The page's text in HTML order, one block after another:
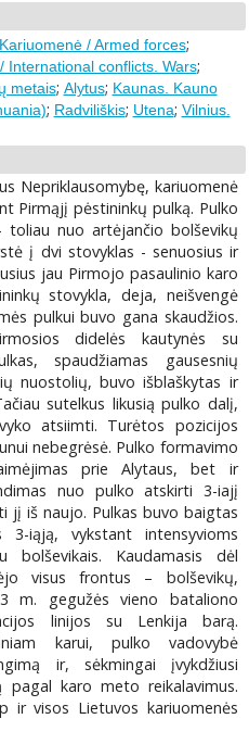
Kariuomenė / Armed forces;
International conflicts. Wars;
metais; Alytus; Kaunas. Kauno
; Radviliškis; Utena; Vilnius.
Nepriklausomybę, kariuomenė
Pirmąjį pėstininkų pulką. Pulko
nuo artėjančio bolševikų
į dvi stovyklas - senuosius ir
jau Pirmojo pasaulinio karo
stovykla, deja, neišvengė
pulkui buvo gana skaudžios.
didelės kautynės su
spaudžiamas gausesnių
nuostolių, buvo išblaškytas ir
sutelkus likusią pulko dalį,
atsiimti. Turėtos pozicijos
nebegrėsė. Pulko formavimo
prie Alytaus, bet ir
nuo pulko atskirti 3-iajį
jį iš naujo. Pulkas buvo baigtas
iąją, vykstant intensyvioms
bolševikais. Kaudamasis dėl
visus frontus – bolševikų,
m. gegužės vieno bataliono
linijos su Lenkija barą.
karui, pulko vadovybė
ir, sėkmingai įvykdžiusi
pagal karo meto reikalavimus.
ir visos Lietuvos kariuomenės